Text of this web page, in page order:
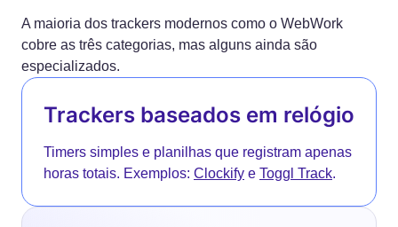
A maioria dos trackers modernos como o WebWork
cobre as três categorias, mas alguns ainda são
especializados.
Trackers baseados em relógio
Timers simples e planilhas que registram apenas
horas totais. Exemplos: Clockify e Toggl Track.